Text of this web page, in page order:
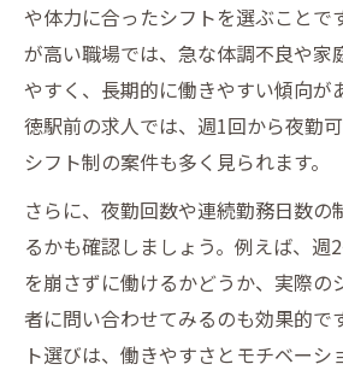
や体力に合ったシフトを選ぶことで
が高い職場では、急な体調不良や家
やすく、長期的に働きやすい傾向が
徳駅前の求人では、週1回から夜勤
シフト制の案件も多く見られます。
さらに、夜勤回数や連続勤務日数の
るかも確認しましょう。例えば、週
を崩さずに働けるかどうか、実際の
者に問い合わせてみるのも効果的で
ト選びは、働きやすさとモチベーシ